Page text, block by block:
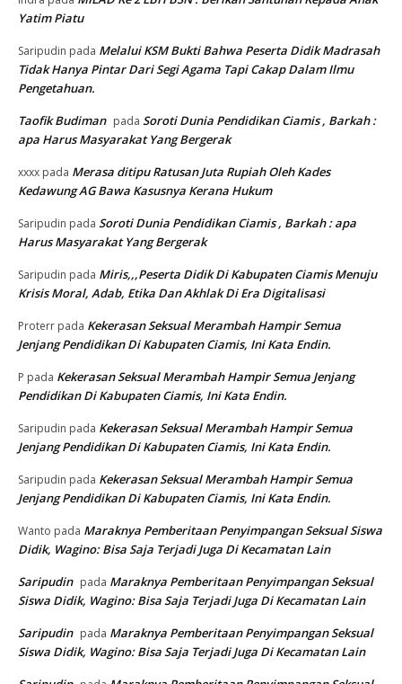
Yatim Piatu
Saripudin pada Melalui KSM Bukti Bahwa Peserta Didik Madrasah
Tidak Hanya Pintar Dari Segi Agama Tapi Cakap Dalam Ilmu
Pengetahuan.
Taofik Budiman pada Soroti Dunia Pendidikan Ciamis , Barkah :
apa Harus Masyarakat Yang Bergerak
xxxx pada Merasa ditipu Ratusan Juta Rupiah Oleh Kades
Kedawung AG Bawa Kasusnya Kerana Hukum
Saripudin pada Soroti Dunia Pendidikan Ciamis , Barkah : apa
Harus Masyarakat Yang Bergerak
Saripudin pada Miris,,,Peserta Didik Di Kabupaten Ciamis Menuju
Krisis Moral, Adab, Etika Dan Akhlak Di Era Digitalisasi
Proterr pada Kekerasan Seksual Merambah Hampir Semua
Jenjang Pendidikan Di Kabupaten Ciamis, Ini Kata Endin.
P pada Kekerasan Seksual Merambah Hampir Semua Jenjang
Pendidikan Di Kabupaten Ciamis, Ini Kata Endin.
Saripudin pada Kekerasan Seksual Merambah Hampir Semua
Jenjang Pendidikan Di Kabupaten Ciamis, Ini Kata Endin.
Saripudin pada Kekerasan Seksual Merambah Hampir Semua
Jenjang Pendidikan Di Kabupaten Ciamis, Ini Kata Endin.
Wanto pada Maraknya Pemberitaan Penyimpangan Seksual Siswa
Didik, Wagino: Bisa Saja Terjadi Juga Di Kecamatan Lain
Saripudin pada Maraknya Pemberitaan Penyimpangan Seksual
Siswa Didik, Wagino: Bisa Saja Terjadi Juga Di Kecamatan Lain
Saripudin pada Maraknya Pemberitaan Penyimpangan Seksual
Siswa Didik, Wagino: Bisa Saja Terjadi Juga Di Kecamatan Lain